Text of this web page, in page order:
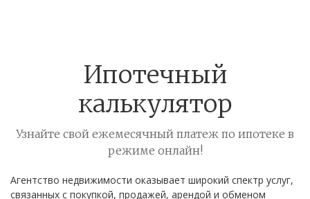
Ипотечный
калькулятор
Узнайте свой ежемесячный платеж по ипотеке в
режиме онлайн!
Агентство недвижимости оказывает широкий спектр услуг,
связанных с покупкой, продажей, арендой и обменом